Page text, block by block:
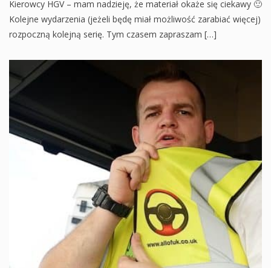
Kierowcy HGV – mam nadzieję, że materiał okaże się ciekawy 🙂
Kolejne wydarzenia (jeżeli będę miał możliwość zarabiać więcej)
rozpoczną kolejną serię. Tym czasem zapraszam […]